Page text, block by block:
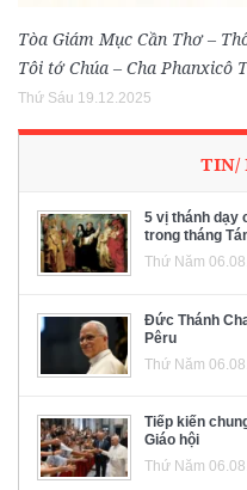
Tòa Giám Mục Cần Thơ –
Tôi tớ Chúa – Cha Phanxicô
Thứ Sáu 19.12.2025
TIN/
5 vị thánh dạy
trong tháng
Thứ Năm
Đức Thánh
Pêru
Thứ Năm
Tiếp kiến
Giáo hội
Thứ Năm